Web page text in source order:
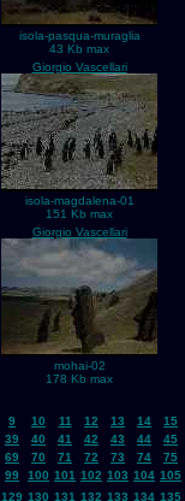
isola-pasqua-muraglia
43 Kb max
Giorgio Vascellari
isola-magdalena-01
151 Kb max
Giorgio Vascellari
mohai-02
178 Kb max
9 10 11 12 13 14 15
39 40 41 42 43 44 45
69 70 71 72 73 74 75
99 100 101 102 103 104 105
129 130 131 132 133 134 135